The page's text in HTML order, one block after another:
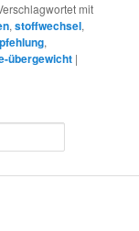
mit
,stoffwechsel,
,
übergewicht |